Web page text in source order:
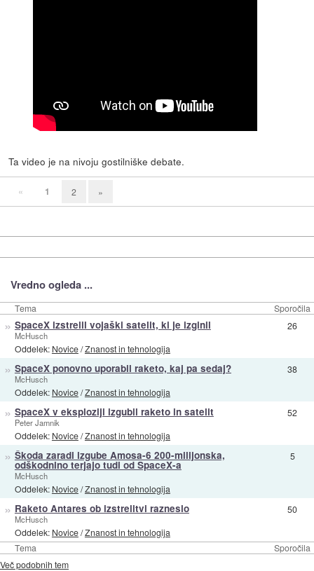
Ta video je na nivoju gostilniške debate.
« 1 2 »
Vredno ogleda ...
Tema Sporočila
Tema Sporočila
» SpaceX izstrelil vojaški satelit, ki je izginil
McHusch
Oddelek: Novice/Znanost in tehnologija
26
» SpaceX ponovno uporabil raketo, kaj pa sedaj?
McHusch
Oddelek: Novice/Znanost in tehnologija
38
» SpaceX v eksploziji izgubil raketo in satelit
Peter Jamnik
Oddelek: Novice/Znanost in tehnologija
52
» Škoda zaradi izgube Amosa-6 200-milijonska,
odškodnino terjajo tudi od SpaceX-a
McHusch
Oddelek: Novice/Znanost in tehnologija
5
» Raketo Antares ob izstrelitvi razneslo
McHusch
Oddelek: Novice/Znanost in tehnologija
50
Več podobnih tem